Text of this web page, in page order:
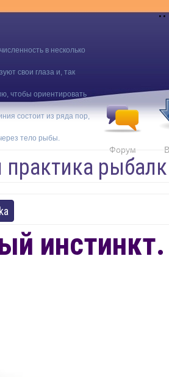
..
в несколько
свои глаза и, так
чтобы ориентировать
состоит из ряда пор,
тело рыбы.
Форум
практика
инстинкт.